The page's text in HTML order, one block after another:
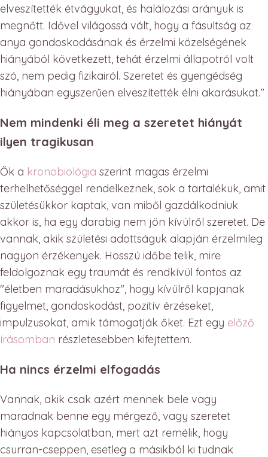
elveszítették étvágyukat, és halálozási arányuk is
megnőtt. Idővel világossá vált, hogy a fásultság az
anya gondoskodásának és érzelmi közelségének
hiányából következett, tehát érzelmi állapotról volt
szó, nem pedig fizikairól. Szeretet és gyengédség
hiányában egyszerűen elveszítették élni akarásukat.”
Nem mindenki éli meg a szeretet hiányát
ilyen tragikusan
Ők a kronobiológia szerint magas érzelmi
terhelhetőséggel rendelkeznek, sok a tartalékuk, amit
születésükkor kaptak, van miből gazdálkodniuk
akkor is, ha egy darabig nem jön kívülről szeretet. De
vannak, akik születési adottságuk alapján érzelmileg
nagyon érzékenyek. Hosszú időbe telik, mire
feldolgoznak egy traumát és rendkívül fontos az
"életben maradásukhoz", hogy kívülről kapjanak
figyelmet, gondoskodást, pozitív érzéseket,
impulzusokat, amik támogatják őket. Ezt egy előző
írásomban részletesebben kifejtettem.
Ha nincs érzelmi elfogadás
Vannak, akik csak azért mennek bele vagy
maradnak benne egy mérgező, vagy szeretet
hiányos kapcsolatban, mert azt remélik, hogy
csurran-cseppen, esetleg a másikból ki tudnak